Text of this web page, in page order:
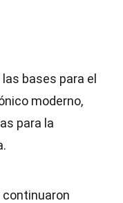
bases para el
moderno,
para la